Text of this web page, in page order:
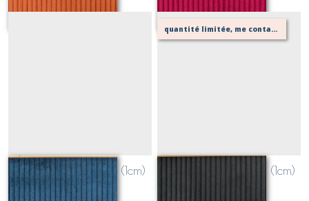
velours grosses côtes (1cm)
BLEU NAVY
quantité limitée, me contacter pour vérifier possibilité de votre confection
velours grosses côtes (1cm)